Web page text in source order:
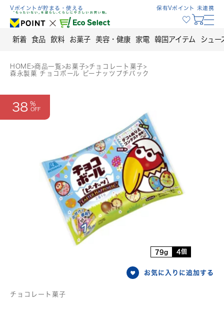
Skip
content
Vポイントが貯まる・使える 保有Vポイント 未連携
新着 食品 飲料 お菓子 美容・健康 家電 韓国アイテム シュー
HOME>商品一覧>お菓子>チョコレート菓子>
森永製菓 チョコボール ピーナッツプチパック
38
79g 4個
お気に入りに追加する
チョコレート菓子